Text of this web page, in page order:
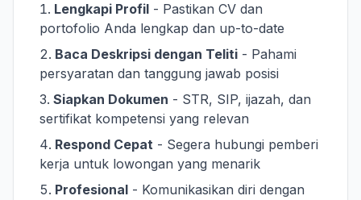
Lengkapi Profil - Pastikan CV dan
portofolio Anda lengkap dan up-to-date
Baca Deskripsi dengan Teliti - Pahami
persyaratan dan tanggung jawab posisi
Siapkan Dokumen - STR, SIP, ijazah, dan
sertifikat kompetensi yang relevan
Respond Cepat - Segera hubungi pemberi
kerja untuk lowongan yang menarik
Profesional - Komunikasikan diri dengan